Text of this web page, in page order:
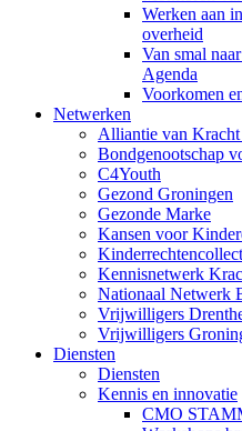
Werken aan
overheid
Van smal
Agenda
Voorkomen
Netwerken
Alliantie van Kracht
Bondgenootschap
C4Youth
Gezond Groningen
Gezonde Marke
Kansen voor
Kennisnetwerk
Nationaal Netwerk
Vrijwilligers
Vrijwilligers
Diensten
Diensten
Kennis en innovatie
CMO